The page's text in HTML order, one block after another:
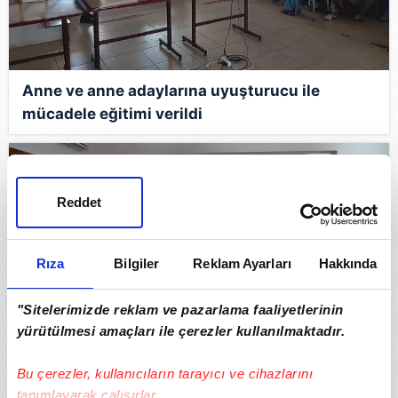
Rıza Bilgiler Reklam Ayarları Hakkında
"Sitelerimizde reklam ve pazarlama faaliyetlerinin
yürütülmesi amaçları ile çerezler kullanılmaktadır.
Bu çerezler, kullanıcıların tarayıcı ve cihazlarını
tanımlayarak çalışırlar.
Reddet
Anne ve anne adaylarına uyuşturucu ile
mücadele eğitimi verildi
Akçakoca’da eğitim değerlendirme toplantısı